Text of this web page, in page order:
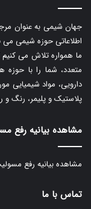
جهان شیمی به عنوان
اطلاعاتی حوزه شیمی می
ما همواره تلاش می
متعدد، شما را با
دارویی، مواد شیمیایی
پلاستیک و پلیمر، رنگ و
مشاهده بیانیه رفع
مشاهده بیانیه رفع
تماس با ما